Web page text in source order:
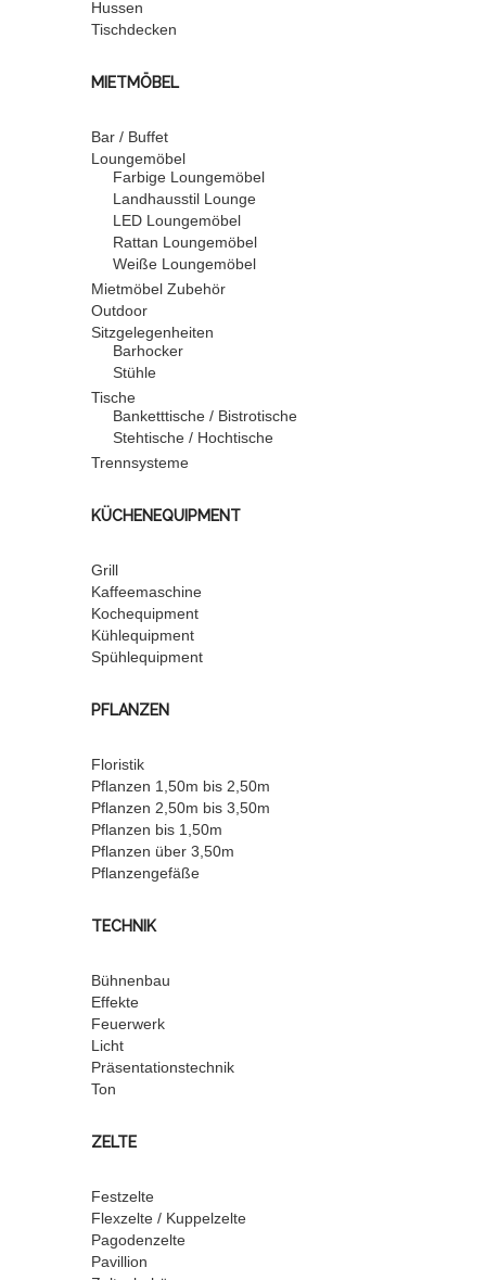
Hussen
Tischdecken
MIETMÖBEL
Bar / Buffet
Loungemöbel
Farbige Loungemöbel
Landhausstil Lounge
LED Loungemöbel
Rattan Loungemöbel
Weiße Loungemöbel
Mietmöbel Zubehör
Outdoor
Sitzgelegenheiten
Barhocker
Stühle
Tische
Banketttische / Bistrotische
Stehtische / Hochtische
Trennsysteme
KÜCHENEQUIPMENT
Grill
Kaffeemaschine
Kochequipment
Kühlequipment
Spühlequipment
PFLANZEN
Floristik
Pflanzen 1,50m bis 2,50m
Pflanzen 2,50m bis 3,50m
Pflanzen bis 1,50m
Pflanzen über 3,50m
Pflanzengefäße
TECHNIK
Bühnenbau
Effekte
Feuerwerk
Licht
Präsentationstechnik
Ton
ZELTE
Festzelte
Flexzelte / Kuppelzelte
Pagodenzelte
Pavillion